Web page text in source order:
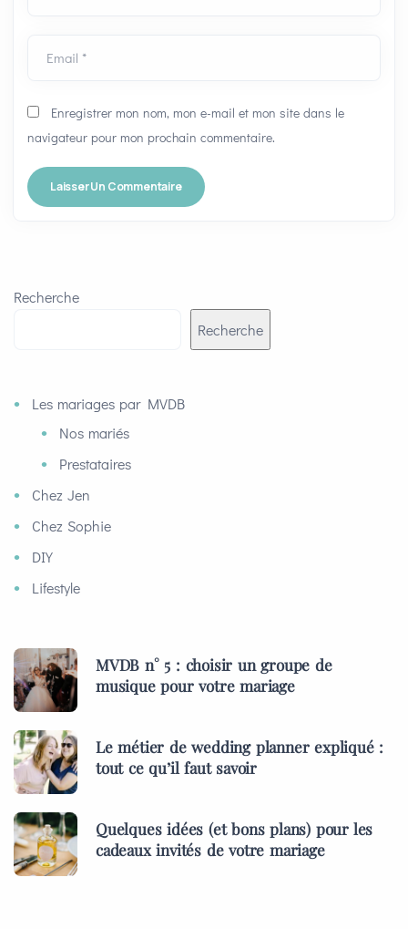
Email *
Enregistrer mon nom, mon e-mail et mon site dans le
navigateur pour mon prochain commentaire.
Recherche
Recherche
Les mariages par MVDB
Nos mariés
Prestataires
Chez Jen
Chez Sophie
DIY
Lifestyle
MVDB n° 5 : choisir un groupe de
musique pour votre mariage
Le métier de wedding planner expliqué :
tout ce qu’il faut savoir
Quelques idées (et bons plans) pour les
cadeaux invités de votre mariage